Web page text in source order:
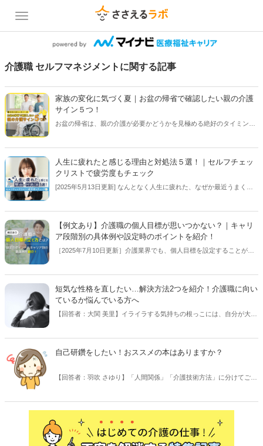
介護職 セルフマネジメントに関する記事
家族の変化に気づく夏｜お盆の帰省で確認したい親の介護
サイン５つ！
お盆の帰省は、親の介護が必要かどうかを見極める絶好のタイミング
っている方もぜひご覧ください！【執筆者／専門家：伊藤浩一】
人生に疲れたと感じる理由と対処法５選！｜セルフチェッ
クリストで疲労度もチェック
[2025年5月13日更新] なんとなく人生に疲れた、なぜか最近うまくい
え込まず、周囲を頼ってみましょう。【コラム執筆者／専門家：伊藤
浩一】
【例文あり】介護職の個人目標が思いつかない？｜キャリ
ア段階別の具体例や設定時のポイントを紹介！
［2025年7月10日更新］介護業界でも、個人目標を設定することが重
方法やポイント、キャリア段階別の文例を紹介します。【監修者／専
門家：脇 健仁】
短気な性格を直したい…解決方法2つを紹介！介護職に向い
ているか悩んでいる方へ
【回答者：大関 美里】イライラする気持ちの根っこには、自分が大切
自己研鑽をしたい！おススメの本はありますか？
【回答者：羽吹 さゆり】「人間関係」「介護技術方法」に分けてご紹